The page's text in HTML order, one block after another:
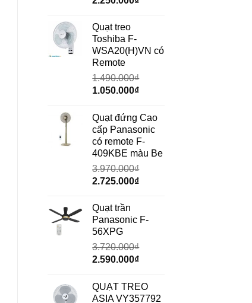
là:
3.720.000₫.
2.250.000₫.
Quạt treo
Toshiba F-
WSA20(H)VN có
Remote
1.490.000₫
Giá
là:
1.490.000₫.
1.050.000₫Giá
tại
là:
1.050.000₫.
Quạt đứng Cao
cấp Panasonic
có remote F-
409KBE màu Be
3.970.000₫
Giá
là:
3.970.000₫.
2.725.000₫Giá
là:
Quạt trần
Panasonic F-
56XPG
3.720.000₫
Giá
là:
3.720.000₫.
2.590.000₫Giá
tại
là:
QUẠT TREO
ASIA VY357792